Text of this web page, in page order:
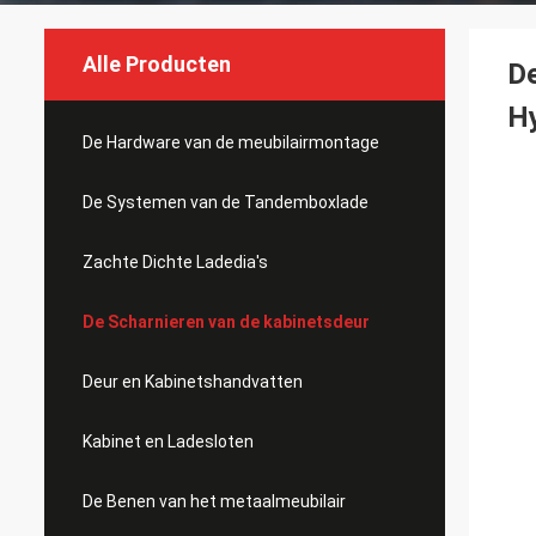
Alle Producten
De Hardware van de meubilairmontage
De Systemen van de Tandemboxlade
Zachte Dichte Ladedia's
De Scharnieren van de kabinetsdeur
Deur en Kabinetshandvatten
Kabinet en Ladesloten
De Benen van het metaalmeubilair